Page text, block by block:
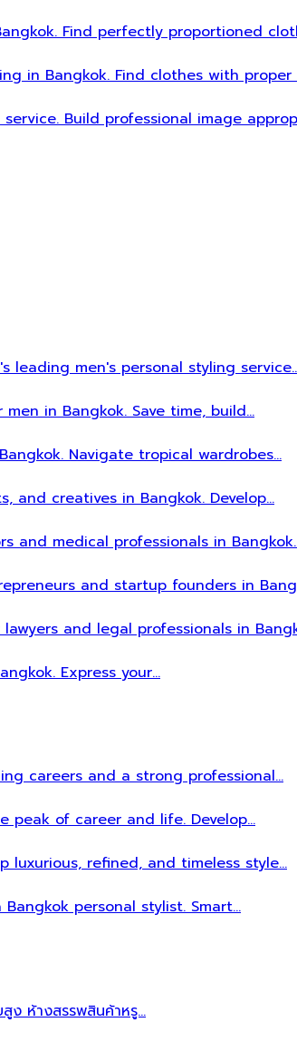
Find perfectly proportioned
in Bangkok. Find clothes with
Build professional image
leading men's personal styling
in Bangkok. Save time, build…
Navigate tropical wardrobes…
and creatives in Bangkok. Develop…
and medical professionals in
and startup founders in
and legal professionals in
Express your…
careers and a strong professional…
peak of career and life. Develop…
luxurious, refined, and timeless style…
personal stylist. Smart…
สูง ห้างสรรพสินค้าหรู…